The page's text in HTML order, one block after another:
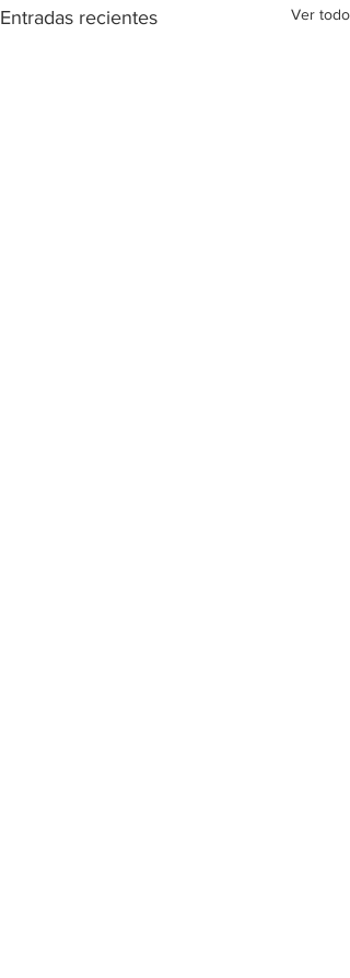
Entradas recientes Ver todo